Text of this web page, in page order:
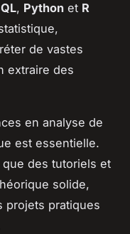
, Python et R
de vastes
extraire des
en analyse de
est essentielle.
des tutoriels et
solide,
projets pratiques